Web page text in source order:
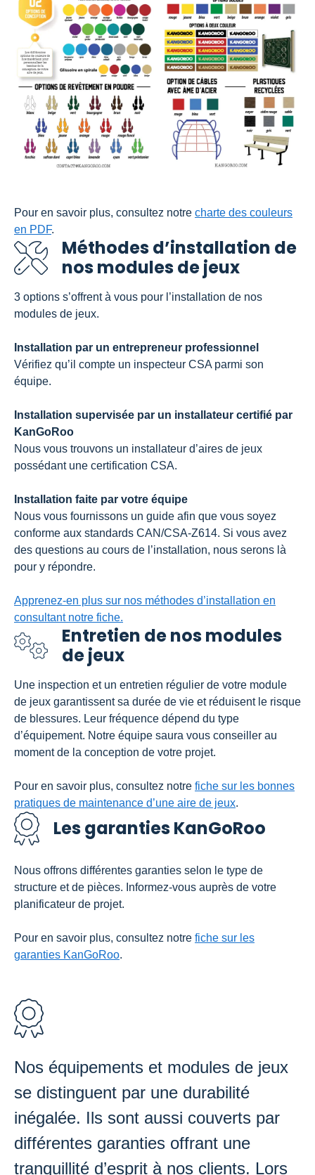
Pour en savoir plus, consultez notre charte des couleurs
en PDF.
Méthodes d’installation de
nos modules de jeux
3 options s’offrent à vous pour l’installation de nos
modules de jeux.
Installation par un entrepreneur professionnel
Vérifiez qu’il compte un inspecteur CSA parmi son
équipe.
Installation supervisée par un installateur certifié par
KanGoRoo
Nous vous trouvons un installateur d’aires de jeux
possédant une certification CSA.
Installation faite par votre équipe
Nous vous fournissons un guide afin que vous soyez
conforme aux standards CAN/CSA-Z614. Si vous avez
des questions au cours de l’installation, nous serons là
pour y répondre.
Apprenez-en plus sur nos méthodes d’installation en
consultant notre fiche.
Entretien de nos modules
de jeux
Une inspection et un entretien régulier de votre module
de jeux garantissent sa durée de vie et réduisent le risque
de blessures. Leur fréquence dépend du type
d’équipement. Notre équipe saura vous conseiller au
moment de la conception de votre projet.
Pour en savoir plus, consultez notre fiche sur les bonnes
pratiques de maintenance d’une aire de jeux.
Les garanties KanGoRoo
Nous offrons différentes garanties selon le type de
structure et de pièces. Informez-vous auprès de votre
planificateur de projet.
Pour en savoir plus, consultez notre fiche sur les
garanties KanGoRoo.
Nos équipements et modules de jeux
se distinguent par une durabilité
inégalée. Ils sont aussi couverts par
différentes garanties offrant une
tranquillité d’esprit à nos clients. Lors